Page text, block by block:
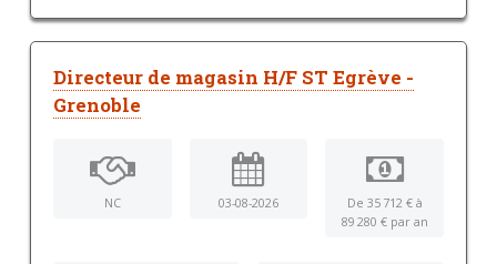
Directeur de magasin H/F ST Egrève -
Grenoble
NC 03-08-2026
De 35 712 € à
89 280 € par an